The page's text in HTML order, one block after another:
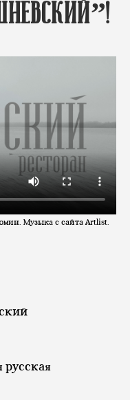
Музыка с сайта Artlist.
русская